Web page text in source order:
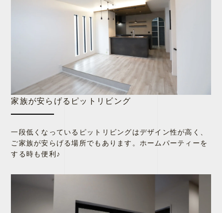
家族が安らげるピットリビング
一段低くなっているピットリビングはデザイン性が高く、
ご家族が安らげる場所でもあります。ホームパーティーを
する時も便利♪